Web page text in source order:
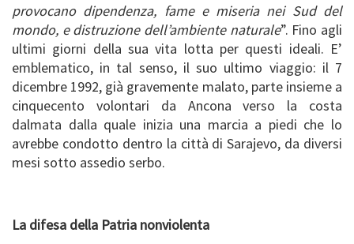
provocano dipendenza, fame e miseria nei Sud del
mondo, e distruzione dell’ambiente naturale”. Fino agli
ultimi giorni della sua vita lotta per questi ideali. E’
emblematico, in tal senso, il suo ultimo viaggio: il 7
dicembre 1992, già gravemente malato, parte insieme a
cinquecento volontari da Ancona verso la costa
dalmata dalla quale inizia una marcia a piedi che lo
avrebbe condotto dentro la città di Sarajevo, da diversi
mesi sotto assedio serbo.
La difesa della Patria nonviolenta